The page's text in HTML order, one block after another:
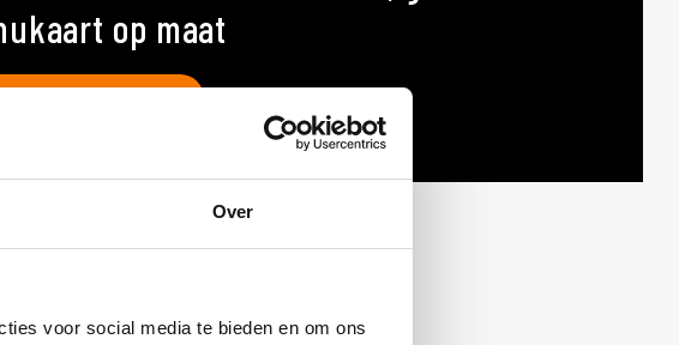
Over
voor social media te bieden en om ons
op maat